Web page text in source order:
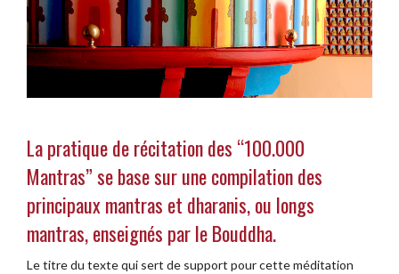
La pratique de récitation des “100.000
Mantras” se base sur une compilation des
principaux mantras et dharanis, ou longs
mantras, enseignés par le Bouddha.
Le titre du texte qui sert de support pour cette méditation